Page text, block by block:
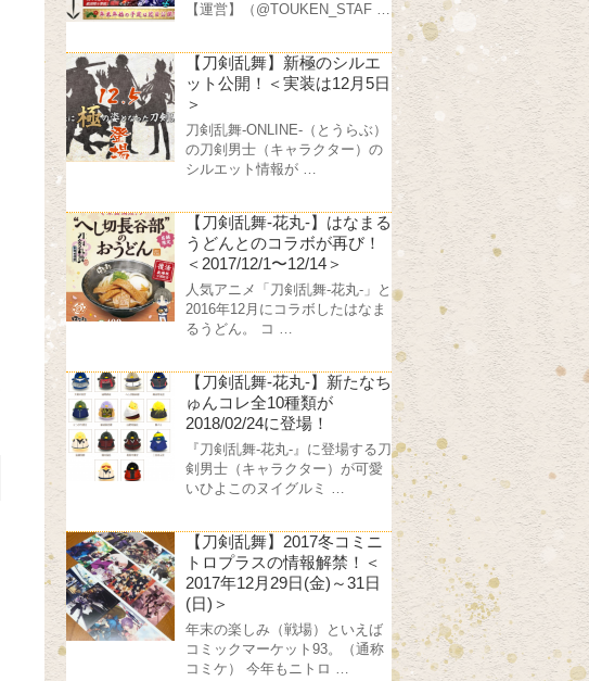
【運営】（@TOUKEN_STAF …
【刀剣乱舞】新極のシルエ
ット公開！＜実装は12月5日
＞
刀剣乱舞-ONLINE-（とうらぶ）
の刀剣男士（キャラクター）の
シルエット情報が …
【刀剣乱舞-花丸-】はなまる
うどんとのコラボが再び！
＜2017/12/1〜12/14＞
人気アニメ「刀剣乱舞-花丸-」と
2016年12月にコラボしたはなま
るうどん。 コ …
【刀剣乱舞-花丸-】新たなち
ゅんコレ全10種類が
2018/02/24に登場！
『刀剣乱舞-花丸-』に登場する刀
剣男士（キャラクター）が可愛
いひよこのヌイグルミ …
【刀剣乱舞】2017冬コミニ
トロプラスの情報解禁！＜
2017年12月29日(金)～31日
(日)＞
年末の楽しみ（戦場）といえば
コミックマーケット93。（通称
コミケ） 今年もニトロ …